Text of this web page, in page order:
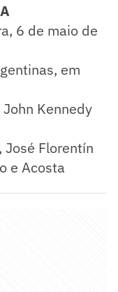
6 de maio de
em
Kennedy
José Florentín
e Acosta